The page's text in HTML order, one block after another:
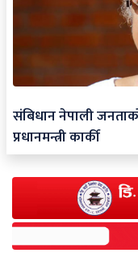
संबिधान नेपाली
प्रधानमन्त्री कार्की